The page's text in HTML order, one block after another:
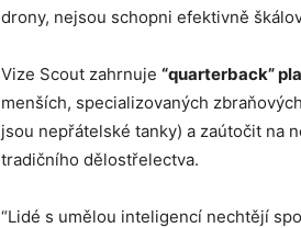
drony, nejsou schopni efektivně
Vize Scout zahrnuje “quarterback”
menších, specializovaných
jsou nepřátelské tanky) a zaútočit na
tradičního dělostřelectva.
“Lidé s umělou inteligencí nechtějí